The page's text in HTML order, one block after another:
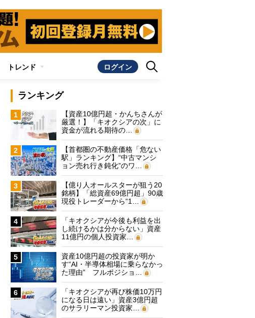
トレンド ログイン
ランキング
1
【資産10億円超・かんちさんが
厳選！】「キオクシアの次」に
資金が流れる期待の…
2
【首都圏の不動産価格「危ない
駅」ランキング】“中古マンシ
ョン売れ行き鈍化”のワ…
3
【億り人オールスターが狙う20
銘柄】「総資産69億円超」90歳
現役トレーダーから“1…
4
「キオクシアが今後も利益を出
し続けるかは分からない」資産
11億円の個人投資家…
5
資産10億円超の投資家が明か
す“AI・半導体相場に乗らなかっ
た理由” フルポジショ…
6
「キオクシアが再び株価10万円
になる日は遠い」資産3億円超
のサラリーマン投資家…